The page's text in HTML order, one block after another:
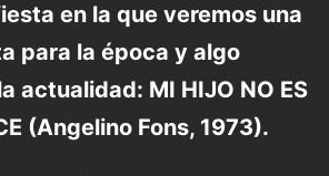
en la que veremos una
para la época y algo
actualidad: MI HIJO NO ES
(Angelino Fons, 1973).